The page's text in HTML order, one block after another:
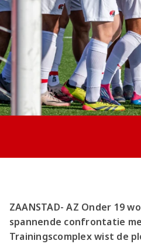
Jong AZ
ZAANSTAD- AZ Onder 19
spannende confrontatie
Trainingscomplex wist de